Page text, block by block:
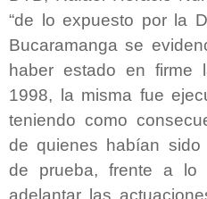
“de lo expuesto por la
Bucaramanga se
haber estado en firme
1998, la misma fue
teniendo como
de quienes habían
de prueba, frente a lo
adelantar las